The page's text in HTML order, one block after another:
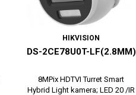
HIKVISION
DS-2CE78U0T-LF(2.8MM)
8MPix HDTVI Turret Smart
Hybrid Light kamera; LED 20 /IR